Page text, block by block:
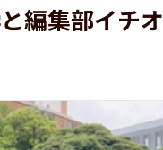
編集部イチ